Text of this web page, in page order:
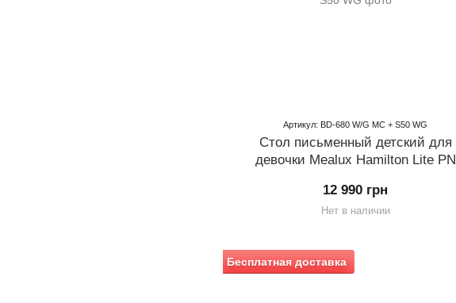
Артикул: BD-680 W/G MC + S50 WG
Стол письменный детский для
девочки Mealux Hamilton Lite PN
12 990 грн
Нет в наличии
Бесплатная доставка